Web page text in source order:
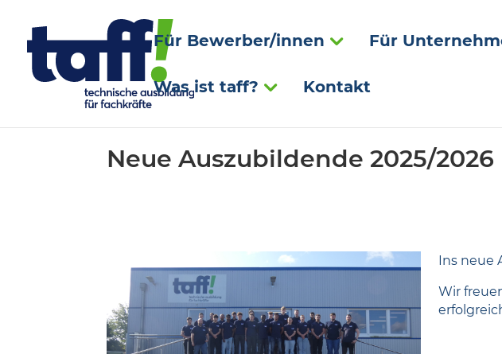
Für Bewerber/innen Für
Was ist taff? Kontakt
Neue Auszubildende 2025/2026
Ins neue
Wir